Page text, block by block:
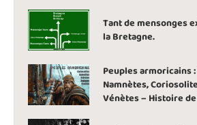
Tant de mensonges
la Bretagne.
Peuples armoricains
Namnètes,
Vénètes – Histoire